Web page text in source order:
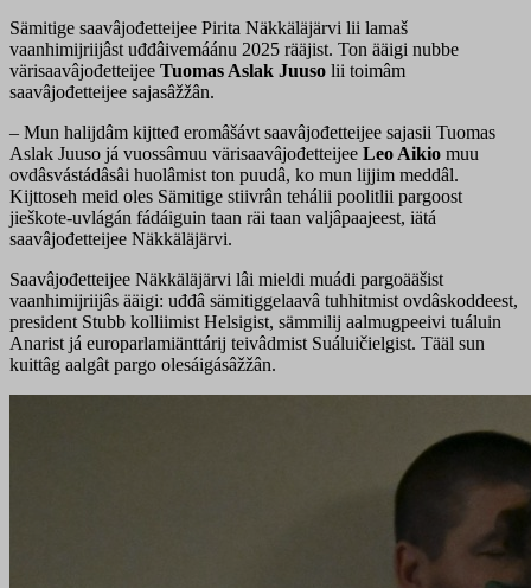
Sämitige saavâjođetteijee Pirita Näkkäläjärvi lii lamaš
vaanhimijriijâst uđđâivemáánu 2025 rääjist. Ton ääigi nubbe
värisaavâjođetteijee Tuomas Aslak Juuso lii toimâm
saavâjođetteijee sajasâžžân.
– Mun halijdâm kijtteđ eromâšávt saavâjođetteijee sajasii Tuomas
Aslak Juuso já vuossâmuu värisaavâjođetteijee Leo Aikio muu
ovdâsvástádâsâi huolâmist ton puudâ, ko mun lijjim meddâl.
Kijttoseh meid oles Sämitige stiivrân tehálii poolitlii pargoost
jieškote-uvlágán fádáiguin taan räi taan valjâpaajeest, iätá
saavâjođetteijee Näkkäläjärvi.
Saavâjođetteijee Näkkäläjärvi lâi mieldi muádi pargoääšist
vaanhimijriijâs ääigi: uđđâ sämitiggelaavâ tuhhitmist ovdâskoddeest,
president Stubb kolliimist Helsigist, sämmilij aalmugpeeivi tuáluin
Anarist já europarlamiänttárij teivâdmist Suáluičielgist. Tääl sun
kuittâg aalgât pargo olesáigásâžžân.